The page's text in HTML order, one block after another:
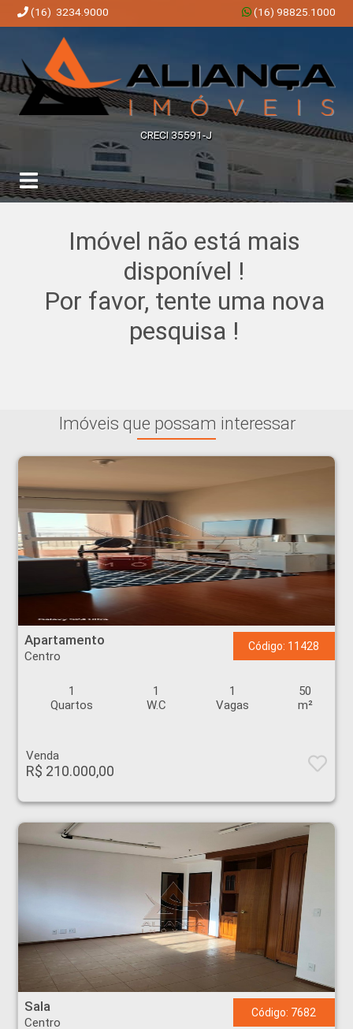
(16) 3234.9000 (16) 98825.1000
CRECI 35591-J
Imóvel não está mais
disponível !
Por favor, tente uma nova
pesquisa !
Imóveis que possam interessar
Apartamento - Centro - Ribeirão Preto
Apartamento
Centro
Código: 11428
1
Quartos
1
W.C
1
Vagas
50
m²
Venda
R$ 210.000,00
Sala - Centro - Ribeirão Preto
Sala
Centro
Código: 7682